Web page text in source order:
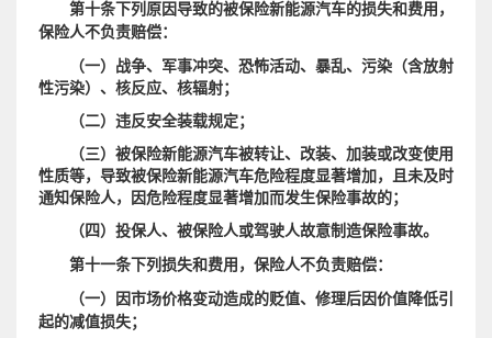
第十条下列原因导致的被保险新能源汽车的损失和费用，
保险人不负责赔偿：
（一）战争、军事冲突、恐怖活动、暴乱、污染（含放射
性污染）、核反应、核辐射；
（二）违反安全装载规定；
（三）被保险新能源汽车被转让、改装、加装或改变使用
性质等，导致被保险新能源汽车危险程度显著增加，
且未及时
通知保险人，因危险程度显著增加而发生保险事故的；
（四）投保人、被保险人或驾驶人故意制造保险事故。
第十一条下列损失和费用，保险人不负责赔偿：
（一）因市场价格变动造成的贬值、修理后因价值降低引
起的减值损失；